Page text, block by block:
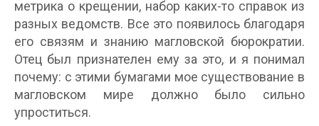
метрика о крещении, набор каких-то справок из
разных ведомств. Все это появилось благодаря
его связям и знанию магловской бюрократии.
Отец был признателен ему за это, и я понимал
почему: с этими бумагами мое существование в
магловском мире должно было сильно
упроститься.